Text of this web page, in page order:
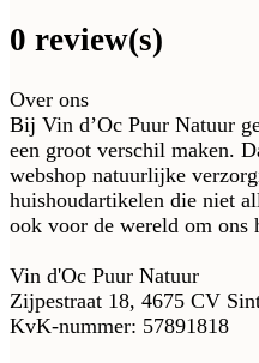
0 review(s)
Over ons
Bij Vin d’Oc Puur Natuur
een groot verschil maken.
webshop natuurlijke
huishoudartikelen die niet
ook voor de wereld om ons
Vin d'Oc Puur Natuur
Zijpestraat 18, 4675 CV
KvK-nummer: 57891818